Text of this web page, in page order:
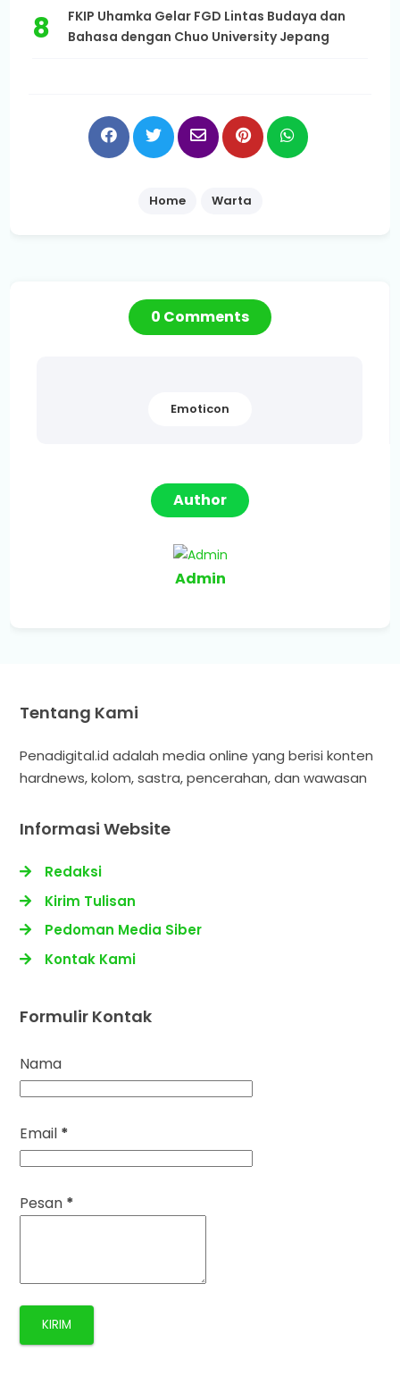
FKIP Uhamka Gelar FGD Lintas Budaya dan
Bahasa dengan Chuo University Jepang
Home Warta
0 Comments
Emoticon
Author
Admin
Tentang Kami
Penadigital.id adalah media online yang berisi konten
hardnews, kolom, sastra, pencerahan, dan wawasan
Informasi Website
Redaksi
Kirim Tulisan
Pedoman Media Siber
Kontak Kami
Formulir Kontak
Nama
Email *
Pesan *